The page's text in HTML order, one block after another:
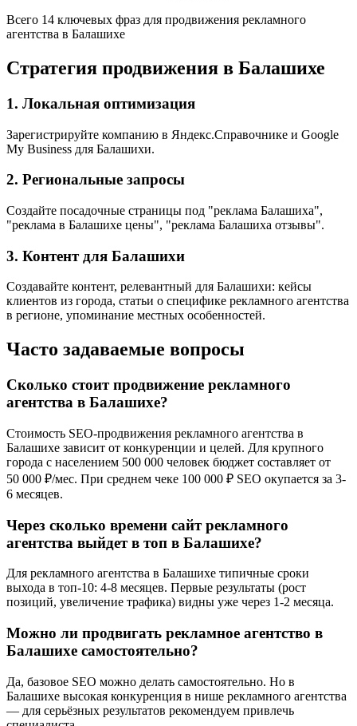
Всего 14 ключевых фраз для продвижения рекламного
агентства в Балашихе
Стратегия продвижения в Балашихе
1. Локальная оптимизация
Зарегистрируйте компанию в Яндекс.Справочнике и Google
My Business для Балашихи.
2. Региональные запросы
Создайте посадочные страницы под "реклама Балашиха",
"реклама в Балашихе цены", "реклама Балашиха отзывы".
3. Контент для Балашихи
Создавайте контент, релевантный для Балашихи: кейсы
клиентов из города, статьи о специфике рекламного агентства
в регионе, упоминание местных особенностей.
Часто задаваемые вопросы
Сколько стоит продвижение рекламного
агентства в Балашихе?
Стоимость SEO-продвижения рекламного агентства в
Балашихе зависит от конкуренции и целей. Для крупного
города с населением 500 000 человек бюджет составляет от
50 000 ₽/мес. При среднем чеке 100 000 ₽ SEO окупается за 3-
6 месяцев.
Через сколько времени сайт рекламного
агентства выйдет в топ в Балашихе?
Для рекламного агентства в Балашихе типичные сроки
выхода в топ-10: 4-8 месяцев. Первые результаты (рост
позиций, увеличение трафика) видны уже через 1-2 месяца.
Можно ли продвигать рекламное агентство в
Балашихе самостоятельно?
Да, базовое SEO можно делать самостоятельно. Но в
Балашихе высокая конкуренция в нише рекламного агентства
— для серьёзных результатов рекомендуем привлечь